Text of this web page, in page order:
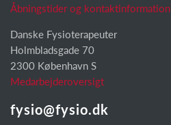
Åbningstider og kontaktinformation
Danske Fysioterapeuter
Holmbladsgade 70
2300 København S
Medarbejderoversigt
fysio@fysio.dk